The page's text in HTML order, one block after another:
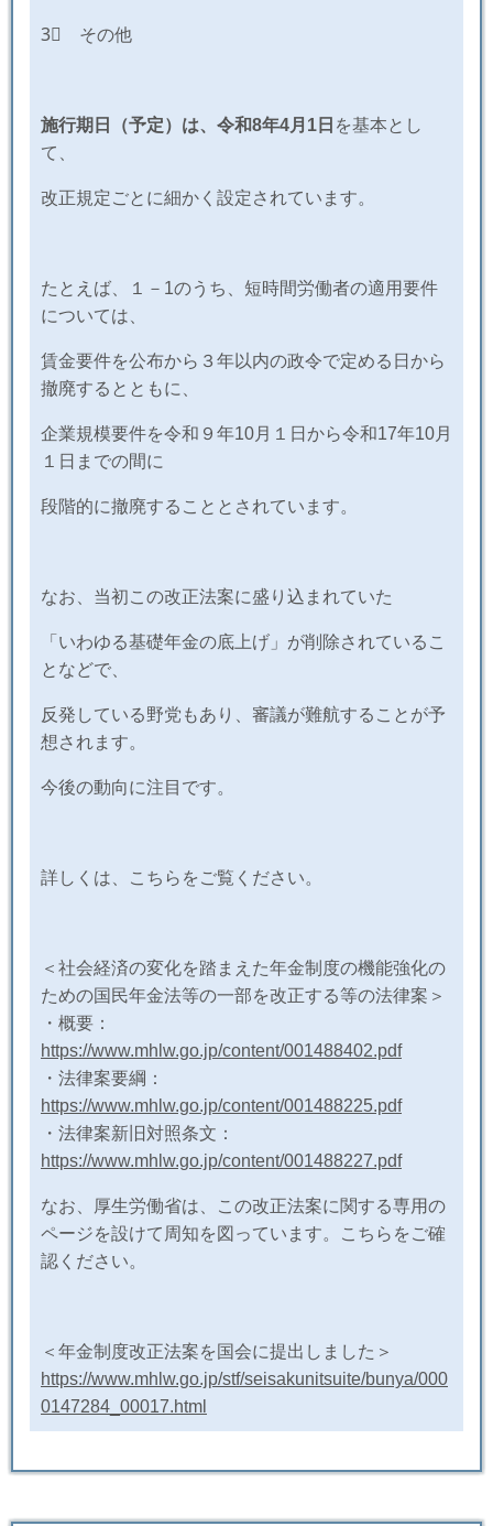
3⃣ その他
施行期日（予定）は、令和8年4月 1 日 を基本とし
て、
改正規定ごとに細かく設定されています。
たとえば、１－ 1のうち、短時間労働者の適用要件
については、
賃金要件を公布から３年以内の政令で定める日から
撤廃するとともに、
企業規模要件を令和９年10月１日から令和17年10月
１日までの間に
段階的に撤廃することとされています。
なお、当初この改正法案に盛り込まれていた
「いわゆる基礎年金の底上げ」が削除されているこ
となどで、
反発している野党もあり、審議が難航することが予
想されます。
今後の動向に注目です。
詳しくは、こちらをご覧ください。
＜社会経済の変化を踏まえた年金制度の機能強化の
ための国民年金法等の一部を改正する等の法律案＞
・概要：
https://www.mhlw.go.jp/content/001488402.pdf
・法律案要綱：
https://www.mhlw.go.jp/content/001488225.pdf
・法律案新旧対照条文：
https://www.mhlw.go.jp/content/001488227.pdf
なお、厚生労働省は、この改正法案に関する専用の
ページを設けて周知を図っています。こちらをご確
認ください。
＜年金制度改正法案を国会に提出しました＞
https://www.mhlw.go.jp/stf/seisakunitsuite/bunya/000
0147284_00017.html